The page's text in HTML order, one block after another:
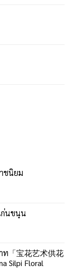
ชนิยม
ก่นขนุน
ท「宝花艺术供花
Silpi Floral